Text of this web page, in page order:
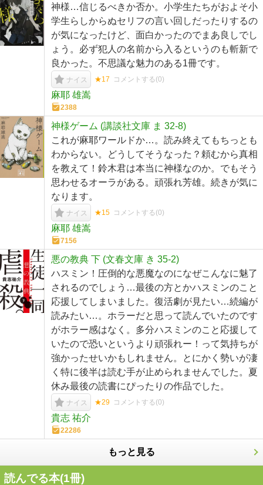
神様…信じるべきか否か。小学生たちがおよそ小
学生らしからぬセリフの言い回しだったりするの
が気になったけど、面白かったのでまあ良しでし
ょう。必ず犯人の名前から入るというのも斬新で
良かった。不思議な魅力のある1冊です。
ナイス ★17 コメントする(0)
麻耶 雄嵩
2388
神様ゲーム (講談社文庫 ま 32-8)
これが麻耶ワールドか…。読み終えてもちっとも
わからない。どうしてそうなった？頼むから真相
を教えて！鈴木君は本当に神様なのか。でもそう
思わせるオーラがある。頑張れ芳雄。続きが気に
なります。
ナイス ★15 コメントする(0)
麻耶 雄嵩
7156
悪の教典 下 (文春文庫 き 35-2)
ハスミン！圧倒的な悪魔なのになぜこんなに魅了
されるのでしょう…最後の方とかハスミンのこと
応援してしまいました。復活劇が見たい…続編が
読みたい…。ホラーだと思って読んでいたのです
がホラー感はなく。多分ハスミンのこと応援して
いたので恐いというより頑張れー！って気持ちが
強かったせいかもしれません。とにかく勢いが凄
く特に後半は読む手が止められませんでした。夏
休み最後の読書にぴったりの作品でした。
ナイス ★29 コメントする(0)
貴志 祐介
22286
もっと見る
読んでる本(1冊)